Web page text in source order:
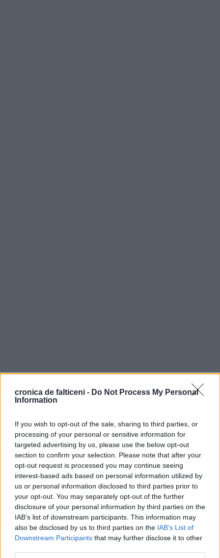
cronica de falticeni - Do Not Process My Personal
Information
If you wish to opt-out of the sale, sharing to third parties, or
processing of your personal or sensitive information for
targeted advertising by us, please use the below opt-out
section to confirm your selection. Please note that after your
opt-out request is processed you may continue seeing
interest-based ads based on personal information utilized by
us or personal information disclosed to third parties prior to
your opt-out. You may separately opt-out of the further
disclosure of your personal information by third parties on the
IAB’s list of downstream participants. This information may
also be disclosed by us to third parties on the IAB’s List of
Downstream Participants that may further disclose it to other